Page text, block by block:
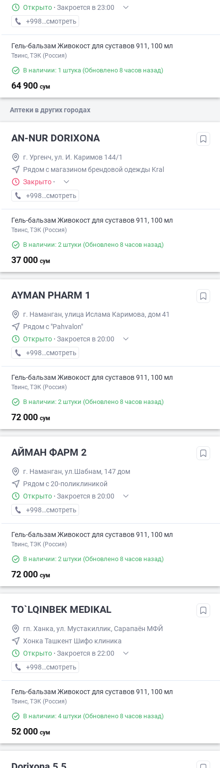
Открыто · Закроется в 23:00
+998 (77) XXX-XX-XX
смотреть
Гель-бальзам Живокост для суставов 911, 100 мл
Твинс, ТЭК (Россия)
В наличии: 1 штука (Обновлено 8 часов назад)
64 900 сум
Аптеки в других городах
AN-NUR DORIXONA
г. Ургенч, ул. И. Каримов 144/1
Рядом с магазином брендовой одежды Kral
Закрыто ·
+998 (95) XXX-XX-XX
смотреть
Гель-бальзам Живокост для суставов 911, 100 мл
Твинс, ТЭК (Россия)
В наличии: 2 штуки (Обновлено 8 часов назад)
37 000 сум
AYMAN PHARM 1
г. Наманган, улица Ислама Каримова, дом 41
Рядом с "Pahvalon"
Открыто · Закроется в 20:00
+998 (55) XXX-XX-XX
смотреть
Гель-бальзам Живокост для суставов 911, 100 мл
Твинс, ТЭК (Россия)
В наличии: 2 штуки (Обновлено 8 часов назад)
72 000 сум
АЙМАН ФАРМ 2
г. Наманган, ул.Шабнам, 147 дом
Рядом с 20-поликлиникой
Открыто · Закроется в 20:00
+998 (97) XXX-XX-XX
смотреть
Гель-бальзам Живокост для суставов 911, 100 мл
Твинс, ТЭК (Россия)
В наличии: 2 штуки (Обновлено 8 часов назад)
72 000 сум
TO`LQINBEK MEDIKAL
гп. Ханка, ул. Мустакиллик, Сарапаён МФЙ
Хонка Ташкент Шифо клиника
Открыто · Закроется в 22:00
+998 (93) XXX-XX-XX
смотреть
Гель-бальзам Живокост для суставов 911, 100 мл
Твинс, ТЭК (Россия)
В наличии: 4 штуки (Обновлено 8 часов назад)
52 000 сум